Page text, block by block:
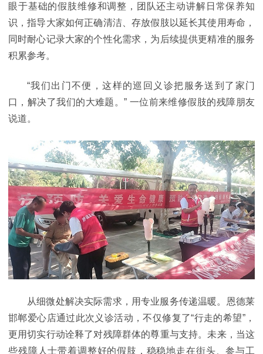
眼于基础的假肢维修和调整，团队还主动讲解日常保养知
识，指导大家如何正确清洁、存放假肢以延长其使用寿命，
同时耐心记录大家的个性化需求，为后续提供更精准的服务
积累参考。
“我们出门不便，这样的巡回义诊把服务送到了家门
口，解决了我们的大难题。” 一位前来维修假肢的残障朋友
说道。
从细微处解决实际需求，用专业服务传递温暖。恩德莱
邯郸爱心店通过此次义诊活动，不仅修复了“行走的希望”，
更用切实行动诠释了对残障群体的尊重与支持。未来，当这
些残障人士带着调整好的假肢，稳稳地走在街头、参与工